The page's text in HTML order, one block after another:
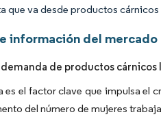
que va desde productos
información del
de productos cárnicos
es el factor clave que impulsa el
del número de mujeres